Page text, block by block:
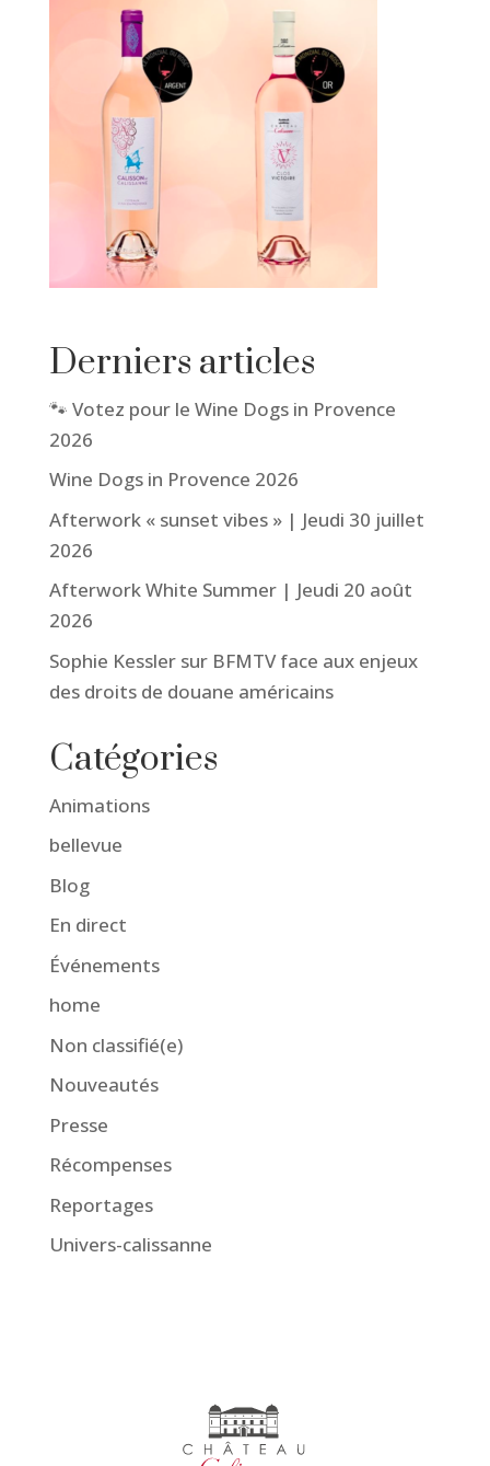
Derniers articles
🐾 Votez pour le Wine Dogs in Provence
2026
Wine Dogs in Provence 2026
Afterwork « sunset vibes » | Jeudi 30 juillet
2026
Afterwork White Summer | Jeudi 20 août
2026
Sophie Kessler sur BFMTV face aux enjeux
des droits de douane américains
Catégories
Animations
bellevue
Blog
En direct
Événements
home
Non classifié(e)
Nouveautés
Presse
Récompenses
Reportages
Univers-calissanne